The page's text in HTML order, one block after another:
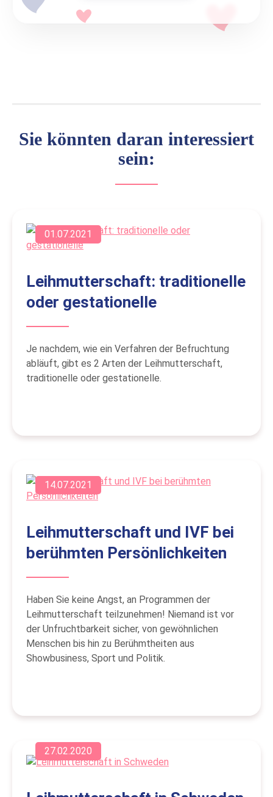
Sie könnten daran interessiert
sein:
01.07.2021
Leihmutterschaft: traditionelle
oder gestationelle
Je nachdem, wie ein Verfahren der Befruchtung
abläuft, gibt es 2 Arten der Leihmutterschaft,
traditionelle oder gestationelle.
14.07.2021
Leihmutterschaft und IVF bei
berühmten Persönlichkeiten
Haben Sie keine Angst, an Programmen der
Leihmutterschaft teilzunehmen! Niemand ist vor
der Unfruchtbarkeit sicher, von gewöhnlichen
Menschen bis hin zu Berühmtheiten aus
Showbusiness, Sport und Politik.
27.02.2020